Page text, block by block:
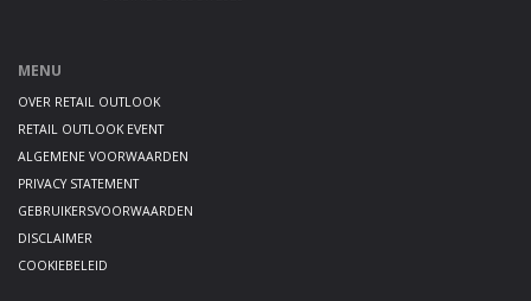
MENU
OVER RETAIL OUTLOOK
RETAIL OUTLOOK EVENT
ALGEMENE VOORWAARDEN
PRIVACY STATEMENT
GEBRUIKERSVOORWAARDEN
DISCLAIMER
COOKIEBELEID